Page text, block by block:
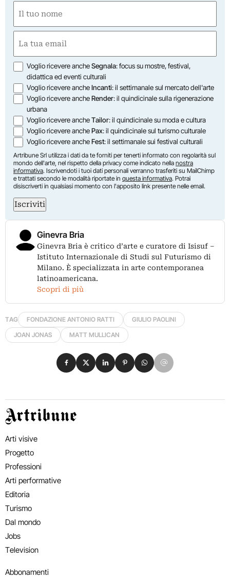
(Obbligatorio)
Nome
(Obbligatorio)
Opzioni
Voglio ricevere ancheSegnala: focus su mostre, festival,
didattica ed eventi culturali
Voglio ricevere ancheIncanti: il settimanale sul mercato dell'arte
Voglio ricevere ancheRender: il quindicinale sulla rigenerazione
urbana
Voglio ricevere ancheTailor: il quindicinale su moda e cultura
Voglio ricevere anchePax: il quindicinale sul turismo culturale
Voglio ricevere ancheFest: il settimanale sui festival culturali
Artribune Srl utilizza i dati da te forniti per tenerti informato con regolarità sul
mondo dell'arte, nel rispetto della privacy come indicato nella nostra
informativa. Iscrivendoti i tuoi dati personali verranno trasferiti su MailChimp
e trattati secondo le modalità riportate in questa informativa. Potrai
disiscriverti in qualsiasi momento con l'apposito link presente nelle email.
Iscriviti
Ginevra Bria
Ginevra Bria è critico d’arte e curatore di Isisuf –
Istituto Internazionale di Studi sul Futurismo di
Milano. È specializzata in arte contemporanea
latinoamericana.
Scopri di più
TAG FONDAZIONE ANTONIO RATTI
GIULIO PAOLINI
JOAN JONAS
MATT MULLICAN
Condividi su Facebook
Condividi su X
Condividi su LinkedIn
Condividi su Pinterest
Condividi su WhatsApp
Condividi su Email
Artribune
Arti visive
Progetto
Professioni
Arti performative
Editoria
Turismo
Dal mondo
Jobs
Television
Abbonamenti